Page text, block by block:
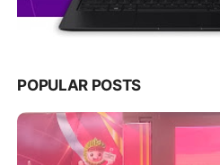
POPULAR POSTS